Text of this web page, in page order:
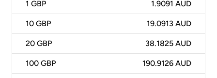
1 GBP 1.9091 AUD
10 GBP 19.0913 AUD
20 GBP 38.1825 AUD
100 GBP 190.9126 AUD